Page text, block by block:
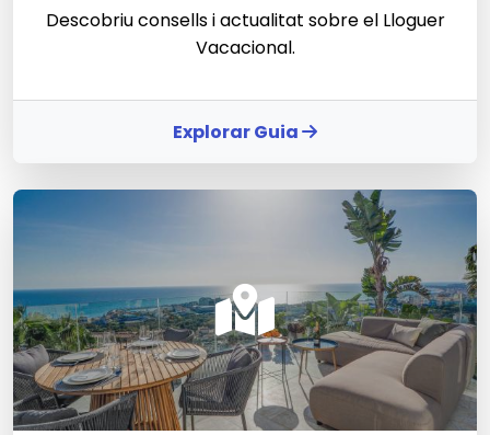
Descobriu consells i actualitat sobre el Lloguer
Vacacional.
Explorar Guia